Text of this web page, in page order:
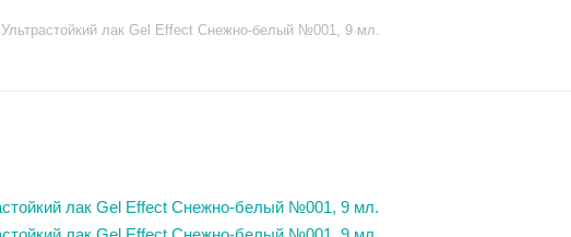
Ультрастойкий лак Gel Effect Снежно-белый №001, 9 мл.